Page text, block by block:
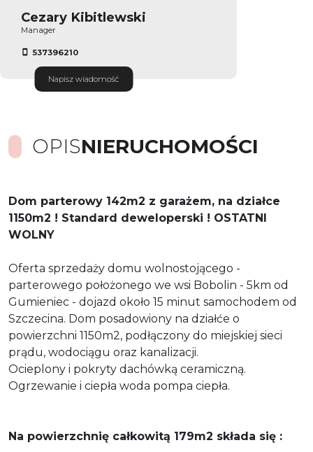
Cezary Kibitlewski
Manager
537396210
Napisz wiadomość
OPISNIERUCHOMOŚCI
Dom parterowy 142m2 z garażem, na działce
1150m2 ! Standard deweloperski ! OSTATNI
WOLNY
Oferta sprzedaży domu wolnostojącego -
parterowego położonego we wsi Bobolin - 5km od
Gumieniec - dojazd około 15 minut samochodem od
Szczecina. Dom posadowiony na działće o
powierzchni 1150m2, podłączony do miejskiej sieci
prądu, wodociągu oraz kanalizacji.
Ocieplony i pokryty dachówką ceramiczną.
Ogrzewanie i ciepła woda pompa ciepła.
Na powierzchnię całkowitą 179m2 składa się :